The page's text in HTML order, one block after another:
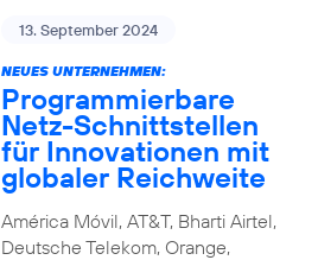
13. September 2024
NEUES UNTERNEHMEN:
Programmierbare
Netz-Schnittstellen
für Innovationen mit
globaler Reichweite
América Móvil, AT&T, Bharti Airtel,
Deutsche Telekom, Orange,